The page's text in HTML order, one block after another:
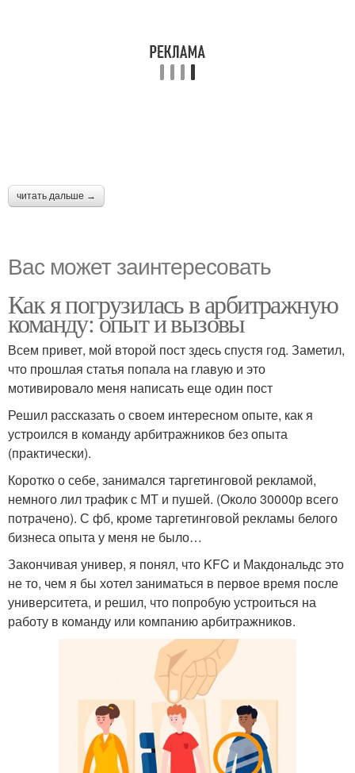
читать дальше →
Вас может заинтересовать
Как я погрузилась в арбитражную
команду: опыт и вызовы
Всем привет, мой второй пост здесь спустя год. Заметил,
что прошлая статья попала на главую и это
мотивировало меня написать еще один пост
Решил рассказать о своем интересном опыте, как я
устроился в команду арбитражников без опыта
(практически).
Коротко о себе, занимался таргетинговой рекламой,
немного лил трафик с МТ и пушей. (Около 30000р всего
потрачено). С фб, кроме таргетинговой рекламы белого
бизнеса опыта у меня не было…
Закончивая универ, я понял, что KFC и Макдональдс это
не то, чем я бы хотел заниматься в первое время после
университета, и решил, что попробую устроиться на
работу в команду или компанию арбитражников.